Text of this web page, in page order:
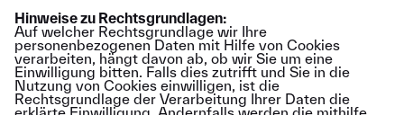
Hinweise zu Rechtsgrundlagen:
Auf welcher Rechtsgrundlage wir Ihre
personenbezogenen Daten mit Hilfe von Cookies
verarbeiten, hängt davon ab, ob wir Sie um eine
Einwilligung bitten. Falls dies zutrifft und Sie in die
Nutzung von Cookies einwilligen, ist die
Rechtsgrundlage der Verarbeitung Ihrer Daten die